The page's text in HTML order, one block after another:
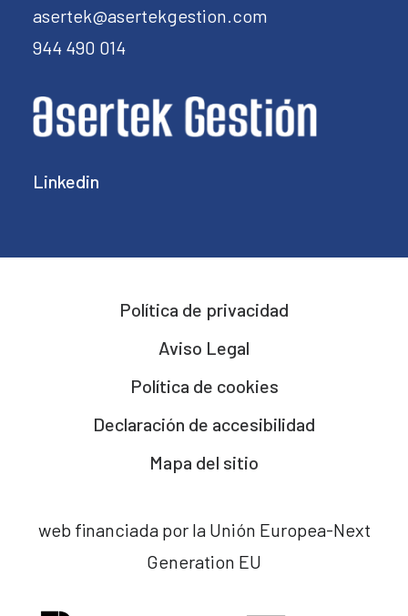
Linkedin
asertek@asertekgestion.com
944 490 014
Política de privacidad
Aviso Legal
Política de cookies
Declaración de accesibilidad
Mapa del sitio
web financiada por la Unión Europea-Next
Generation EU